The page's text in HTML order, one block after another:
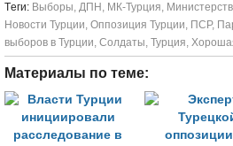
Tеги: Выборы, ДПН , МК-Турция,
Новости Турции, Оппозиция Турции, ПСР,
выборов в Турции, Солдаты, Турция,
Материалы по теме: